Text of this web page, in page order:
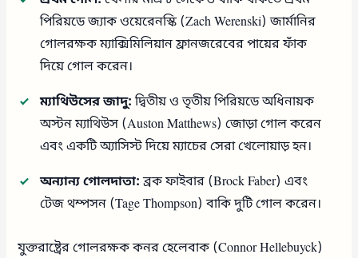
পিরিয়ডে জ্যাক ওয়েরেনস্কি (Zach Werenski) জার্মানির
গোলরক্ষক ম্যাক্সিমিলিয়ান ফ্রানজরেবের পায়ের ফাঁক
দিয়ে গোল করেন।
ম্যাথিউসের জাদু:দ্বিতীয় ও তৃতীয় পিরিয়ডে অধিনায়ক
অস্টন ম্যাথিউস (Auston Matthews) জোড়া গোল করেন
এবং একটি অ্যাসিস্ট দিয়ে ম্যাচের সেরা খেলোয়াড় হন।
অন্যান্য গোলদাতা:ব্রক ফাইবার (Brock Faber) এবং
টেজ থম্পসন (Tage Thompson) বাকি দুটি গোল করেন।
যুক্তরাষ্ট্রের গোলরক্ষক কনর হেলেবাক (Connor Hellebuyck)